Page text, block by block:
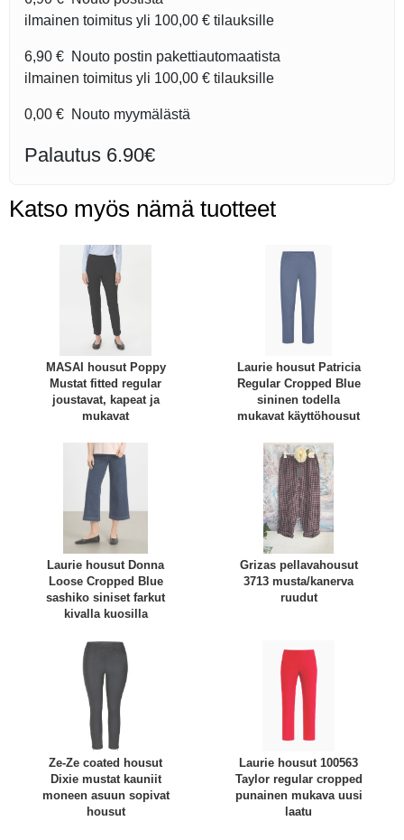
ilmainen toimitus yli 100,00 € tilauksille
6,90 € Nouto postin pakettiautomaatista
ilmainen toimitus yli 100,00 € tilauksille
0,00 € Nouto myymälästä
Palautus 6.90€
Katso myös nämä tuotteet
MASAI housut Poppy
Mustat fitted regular
joustavat, kapeat ja
mukavat
Laurie housut Patricia
Regular Cropped Blue
sininen todella
mukavat käyttöhousut
Laurie housut Donna
Loose Cropped Blue
sashiko siniset farkut
kivalla kuosilla
Grizas pellavahousut
3713 musta/kanerva
ruudut
Ze-Ze coated housut
Dixie mustat kauniit
moneen asuun sopivat
housut
Laurie housut 100563
Taylor regular cropped
punainen mukava uusi
laatu